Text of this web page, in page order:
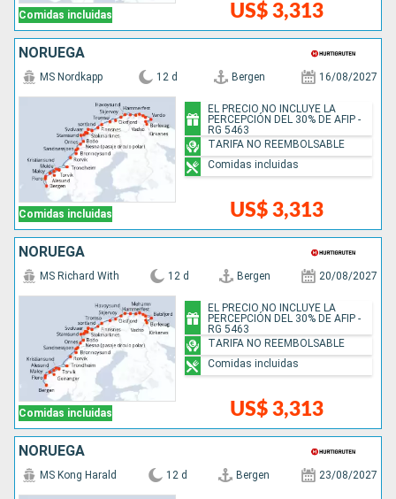
Comidas incluidas US$ 3,313
NORUEGA
Comidas incluidas
MS Nordkapp 12 d Bergen 16/08/2027
US$ 3,313
EL PRECIO NO INCLUYE LA
PERCEPCIÓN DEL 30% DE AFIP -
RG 5463
TARIFA NO REEMBOLSABLE
Comidas incluidas
NORUEGA
Comidas incluidas
MS Richard With 12 d Bergen 20/08/2027
US$ 3,313
EL PRECIO NO INCLUYE LA
PERCEPCIÓN DEL 30% DE AFIP -
RG 5463
TARIFA NO REEMBOLSABLE
Comidas incluidas
NORUEGA
MS Kong Harald 12 d Bergen 23/08/2027